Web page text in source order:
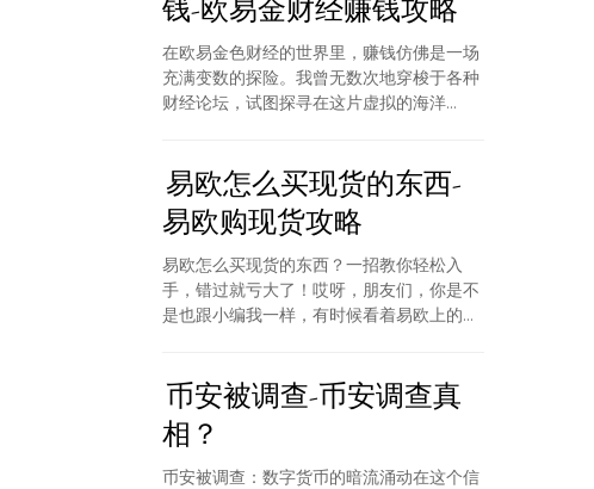
钱-欧易金财经赚钱攻略
在欧易金色财经的世界里，赚钱仿佛是一场
充满变数的探险。我曾无数次地穿梭于各种
财经论坛，试图探寻在这片虚拟的海洋...
易欧怎么买现货的东西-
易欧购现货攻略
易欧怎么买现货的东西？一招教你轻松入
手，错过就亏大了！哎呀，朋友们，你是不
是也跟小编我一样，有时候看着易欧上的...
币安被调查-币安调查真
相？
币安被调查：数字货币的暗流涌动在这个信